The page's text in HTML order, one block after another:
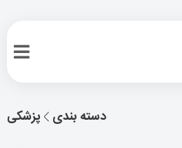
پزشکی دسته بندی